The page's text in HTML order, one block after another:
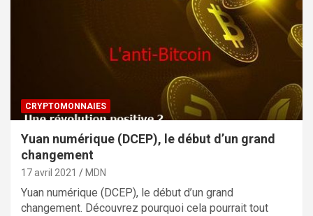
CRYPTOMONNAIES
Yuan numérique (DCEP), le début d’un grand
changement
17 avril 2021 MDN
Yuan numérique (DCEP), le début d’un grand
changement. Découvrez pourquoi cela pourrait tout